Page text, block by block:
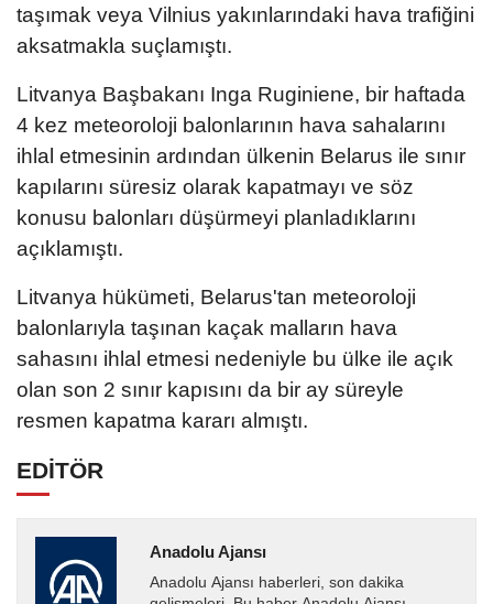
taşımak veya Vilnius yakınlarındaki hava trafiğini
aksatmakla suçlamıştı.
Litvanya Başbakanı Inga Ruginiene, bir haftada
4 kez meteoroloji balonlarının hava sahalarını
ihlal etmesinin ardından ülkenin Belarus ile sınır
kapılarını süresiz olarak kapatmayı ve söz
konusu balonları düşürmeyi planladıklarını
açıklamıştı.
Litvanya hükümeti, Belarus'tan meteoroloji
balonlarıyla taşınan kaçak malların hava
sahasını ihlal etmesi nedeniyle bu ülke ile açık
olan son 2 sınır kapısını da bir ay süreyle
resmen kapatma kararı almıştı.
EDİTÖR
Anadolu Ajansı
Anadolu Ajansı haberleri, son dakika